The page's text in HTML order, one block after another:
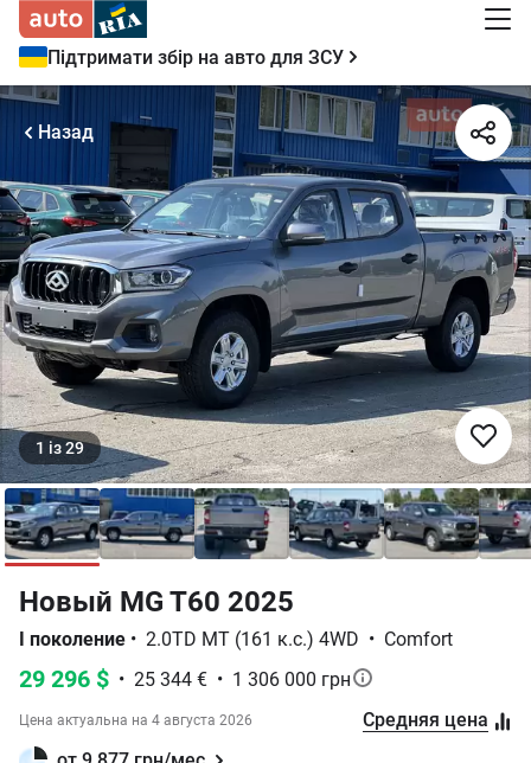
Підтримати збір на авто для ЗСУ
1 із29
Назад
Новый MG T60 2025
I поколение • 2.0TD MT (161 к.с.) 4WD • Comfort
29 296 $ • 25 344 € • 1 306 000 грн
Цена актуальна на 4 августа 2026
Средняя цена